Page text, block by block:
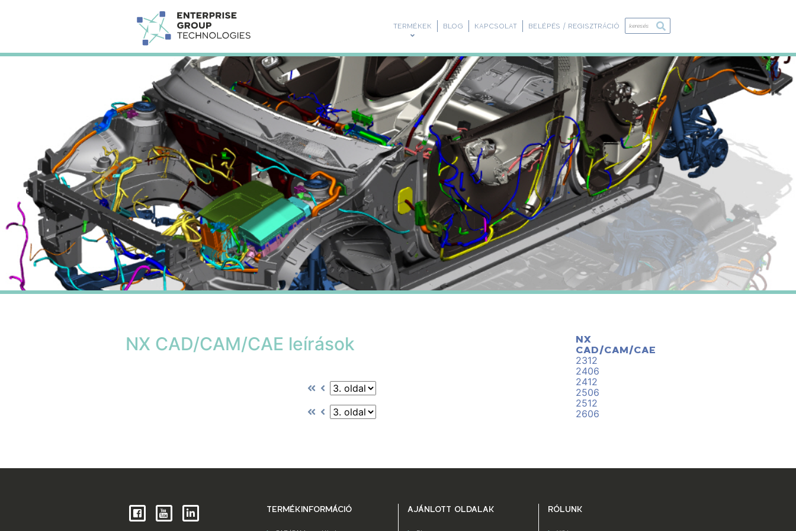
TERMÉKEK BLOG KAPCSOLAT BELÉPÉS / REGISZTRÁCIÓ
NX CAD/CAM/CAE leírások NX
CAD/CAM/CAE
2312
2406
2412
2506
2512
2606
TERMÉKINFORMÁCIÓ AJÁNLOTT OLDALAK RÓLUNK